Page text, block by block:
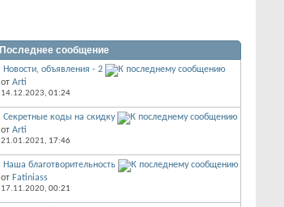
Последнее сообщение
Новости, объявления - 2
от Arti
14.12.2023, 01:24
Секретные коды на скидку
от Arti
21.01.2021, 17:46
Наша благотворительность
от Fatiniass
17.11.2020, 00:21